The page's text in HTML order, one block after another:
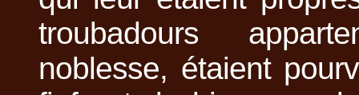
troubadours
noblesse, étaient